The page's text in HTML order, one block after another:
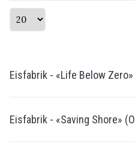
Display #
Eisfabrik - «Life Below Zero»
Eisfabrik - «Saving Shore»